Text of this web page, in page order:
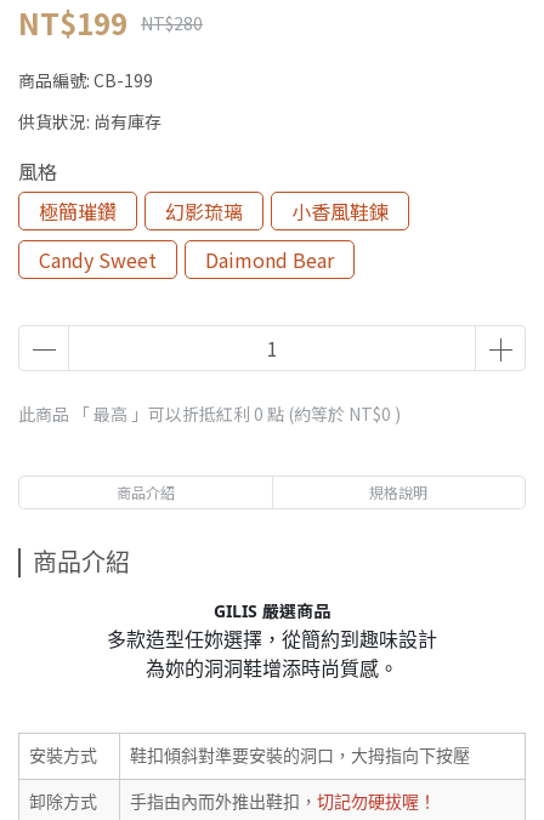
NT$199 NT$280
商品編號: CB-199
供貨狀況: 尚有庫存
風格
極簡璀鑽
幻影琉璃
小香風鞋鍊
Candy Sweet
Daimond Bear
此商品 「 最高 」可以折抵紅利 0 點 (約等於 NT$0 )
商品介紹 規格說明
商品介紹
GILIS 嚴選商品
多款造型任妳選擇，從簡約到趣味設計
為妳的洞洞鞋增添時尚質感。
安裝方式 鞋扣傾斜對準要安裝的洞口，大拇指向下按壓
卸除方式 手指由內而外推出鞋扣， 切記勿硬拔喔！